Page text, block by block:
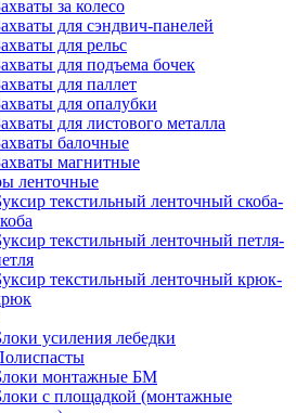
за колесо
для сэндвич-панелей
для рельс
для подъема бочек
для паллет
для опалубки
для листового металла
балочные
магнитные
ленточные
текстильный ленточный скоба-
текстильный ленточный петля-
текстильный ленточный крюк-
усиления лебедки
монтажные БМ
с площадкой (монтажные